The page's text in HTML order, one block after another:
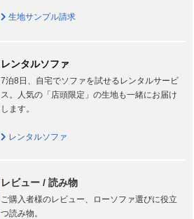
生地サンプル請求
レンタルソファ
7泊8日、自宅でソファを試せるレンタルサービ
ス。人気の「店頭限定」の生地も一緒にお届け
します。
レンタルソファ
レビュー / 読み物
ご購入者様のレビュー、ローソファ選びに役立
つ読み物。